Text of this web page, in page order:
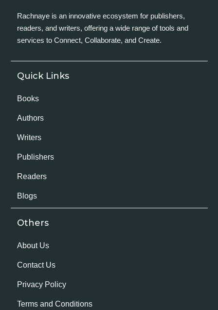
Rachnaye is an innovative ecosystem for publishers,
readers, and writers, offering a wide range of tools and
services to Connect, Collaborate, and Create.
Quick Links
Books
Authors
Writers
Publishers
Readers
Blogs
Others
About Us
Contact Us
Privacy Policy
Terms and Conditions